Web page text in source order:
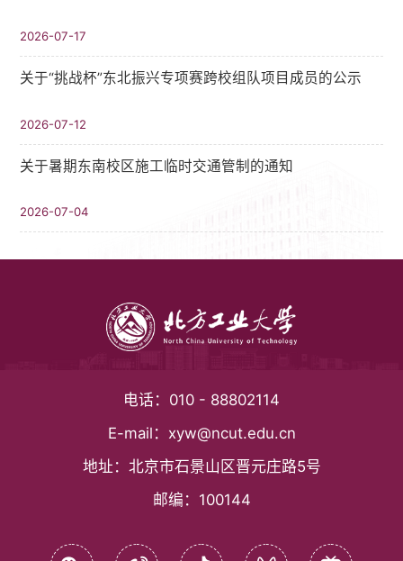
2026-07-17
关于“挑战杯”东北振兴专项赛跨校组队项目成员的公示
2026-07-12
关于暑期东南校区施工临时交通管制的通知
2026-07-04
电话： 010 - 88802114
E-mail： xyw@ncut.edu.cn
地址： 北京市石景山区晋元庄路5号
邮编： 100144